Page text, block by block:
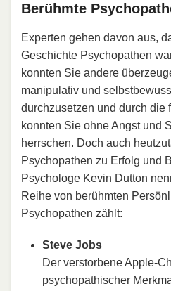
Berühmte
Experten gehen davon aus,
Geschichte Psychopathen
konnten Sie andere
manipulativ und
durchzusetzen und durch die
konnten Sie ohne Angst und
herrschen. Doch auch
Psychopathen zu Erfolg und
Psychologe Kevin Dutton
Reihe von berühmten
Psychopathen zählt:
Steve Jobs
Der verstorbene Apple-
psychopathischer